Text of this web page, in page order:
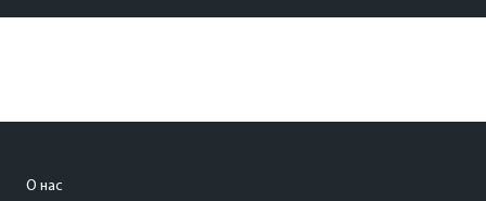
О нас